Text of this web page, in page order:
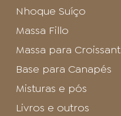
Nhoque Suíço
Massa Fillo
Massa para Croissant
Base para Canapés
Misturas e pós
Livros e outros